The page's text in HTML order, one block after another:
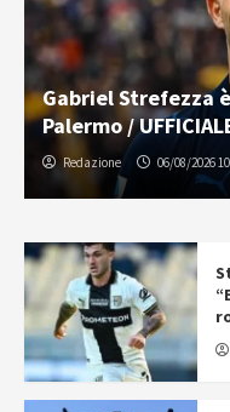
Gabriel Strefezza
Palermo /
Redazione 06/08/2026